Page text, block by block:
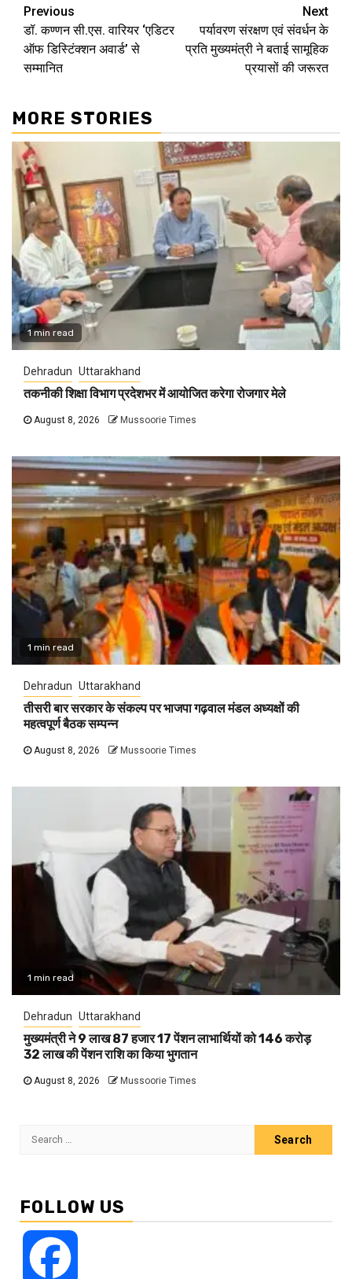
Continue
Reading
Previous
डॉ. कण्णन सी.एस. वारियर ‘एडिटर
ऑफ डिस्टिंक्शन अवार्ड’ से
सम्मानित
Next
पर्यावरण संरक्षण एवं संवर्धन के
प्रति मुख्यमंत्री ने बताई सामूहिक
प्रयासों की जरूरत
MORE STORIES
1 min read
Dehradun Uttarakhand
तकनीकी शिक्षा विभाग प्रदेशभर में आयोजित करेगा रोजगार मेले
August 8, 2026 Mussoorie Times
1 min read
Dehradun Uttarakhand
तीसरी बार सरकार के संकल्प पर भाजपा गढ़वाल मंडल अध्यक्षों की
महत्वपूर्ण बैठक सम्पन्न
August 8, 2026 Mussoorie Times
1 min read
Dehradun Uttarakhand
मुख्यमंत्री ने 9 लाख 87 हजार 17 पेंशन लाभार्थियों को 146 करोड़
32 लाख की पेंशन राशि का किया भुगतान
August 8, 2026 Mussoorie Times
Search
FOLLOW US